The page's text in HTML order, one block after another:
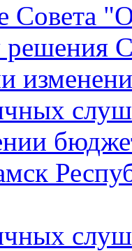
Совета
решения